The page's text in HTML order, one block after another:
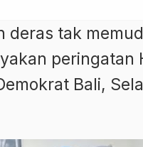
deras tak
peringatan
Bali,